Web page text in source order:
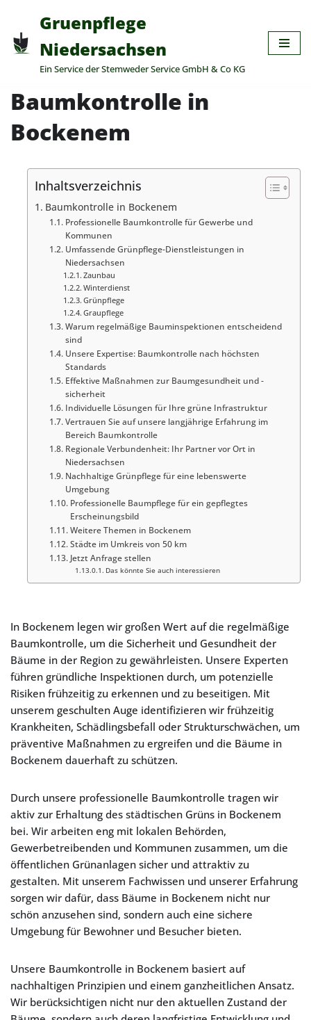
Zum
Inhalt
springen
Gruenpflege
Niedersachsen
Ein Service der Stemweder Service GmbH & Co KG
Baumkontrolle in
Bockenem
Inhaltsverzeichnis
Baumkontrolle in Bockenem
Professionelle Baumkontrolle für Gewerbe und
Kommunen
Umfassende Grünpflege-Dienstleistungen in
Niedersachsen
Zaunbau
Winterdienst
Grünpflege
Graupflege
Warum regelmäßige Bauminspektionen entscheidend
sind
Unsere Expertise: Baumkontrolle nach höchsten
Standards
Effektive Maßnahmen zur Baumgesundheit und -
sicherheit
Individuelle Lösungen für Ihre grüne Infrastruktur
Vertrauen Sie auf unsere langjährige Erfahrung im
Bereich Baumkontrolle
Regionale Verbundenheit: Ihr Partner vor Ort in
Niedersachsen
Nachhaltige Grünpflege für eine lebenswerte
Umgebung
Professionelle Baumpflege für ein gepflegtes
Erscheinungsbild
Weitere Themen in Bockenem
Städte im Umkreis von 50 km
Jetzt Anfrage stellen
Das könnte Sie auch interessieren
In Bockenem legen wir großen Wert auf die regelmäßige
Baumkontrolle, um die Sicherheit und Gesundheit der
Bäume in der Region zu gewährleisten. Unsere Experten
führen gründliche Inspektionen durch, um potenzielle
Risiken frühzeitig zu erkennen und zu beseitigen. Mit
unserem geschulten Auge identifizieren wir frühzeitig
Krankheiten, Schädlingsbefall oder Strukturschwächen, um
präventive Maßnahmen zu ergreifen und die Bäume in
Bockenem dauerhaft zu schützen.
Durch unsere professionelle Baumkontrolle tragen wir
aktiv zur Erhaltung des städtischen Grüns in Bockenem
bei. Wir arbeiten eng mit lokalen Behörden,
Gewerbetreibenden und Kommunen zusammen, um die
öffentlichen Grünanlagen sicher und attraktiv zu
gestalten. Mit unserem Fachwissen und unserer Erfahrung
sorgen wir dafür, dass Bäume in Bockenem nicht nur
schön anzusehen sind, sondern auch eine sichere
Umgebung für Bewohner und Besucher bieten.
Unsere Baumkontrolle in Bockenem basiert auf
nachhaltigen Prinzipien und einem ganzheitlichen Ansatz.
Wir berücksichtigen nicht nur den aktuellen Zustand der